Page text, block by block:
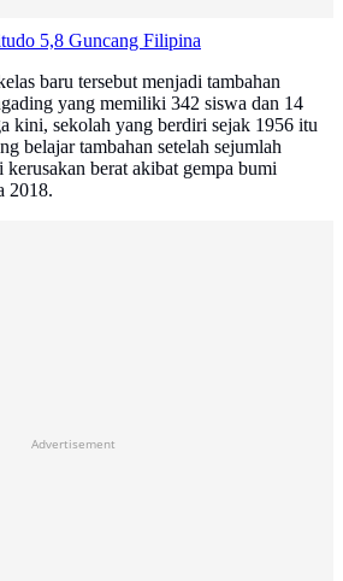
5,8 Guncang Filipina
baru tersebut menjadi tambahan
yang memiliki 342 siswa dan 14
kini, sekolah yang berdiri sejak 1956 itu
belajar tambahan setelah sejumlah
kerusakan berat akibat gempa bumi
2018.
Advertisement